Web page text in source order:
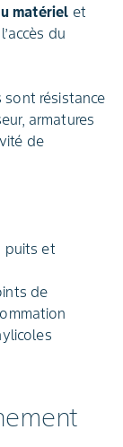
matériel et
du
sont résistance
armatures
de
puits et
de